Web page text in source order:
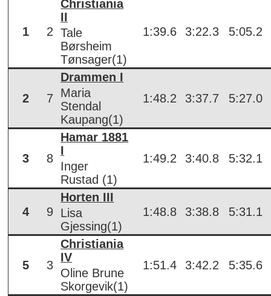
1 2
Christiania
II
Tale
Børsheim
Tønsager(1)
1:39.6 3:22.3 5:05.2
2 7
Drammen I
Maria
Stendal
Kaupang(1)
1:48.2 3:37.7 5:27.0
3 8
Hamar 1881
I
Inger
Rustad (1)
1:49.2 3:40.8 5:32.1
4 9
Horten III
Lisa
Gjessing(1)
1:48.8 3:38.8 5:31.1
5 3
Christiania
IV
Oline Brune
Skorgevik(1)
1:51.4 3:42.2 5:35.6